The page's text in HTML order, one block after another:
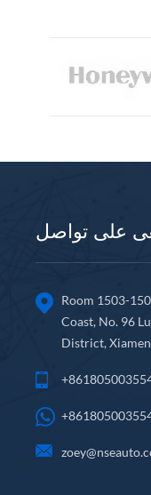
على تواصل
Room 1503-
Coast, No. 96
District,